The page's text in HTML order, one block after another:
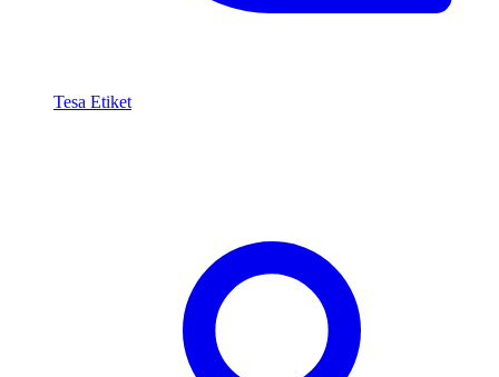
Tesa Etiket